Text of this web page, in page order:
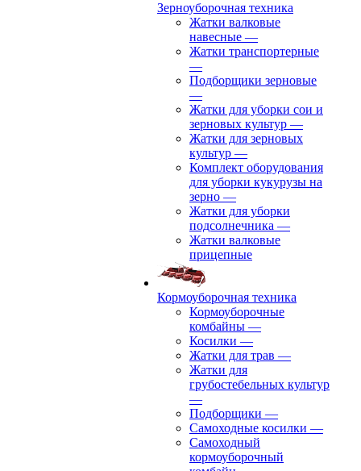
Зерноуборочная техника
Жатки валковые
навесные —
Жатки транспортерные
—
Подборщики зерновые
—
Жатки для уборки сои и
зерновых культур —
Жатки для зерновых
культур —
Комплект оборудования
для уборки кукурузы на
зерно —
Жатки для уборки
подсолнечника —
Жатки валковые
прицепные
Кормоуборочная техника
Кормоуборочные
комбайны —
Косилки —
Жатки для трав —
Жатки для
грубостебельных культур
—
Подборщики —
Самоходные косилки —
Самоходный
кормоуборочный